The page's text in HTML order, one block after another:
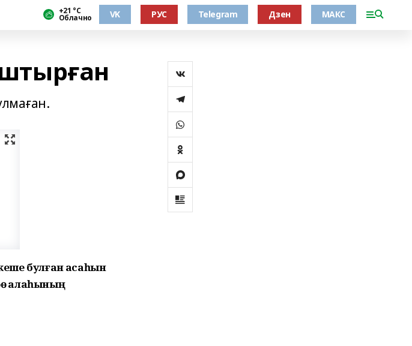
+21 °С
Облачно VK РУС Telegram Дзен МАКС
булған аҡсаһын
ҡалаһының